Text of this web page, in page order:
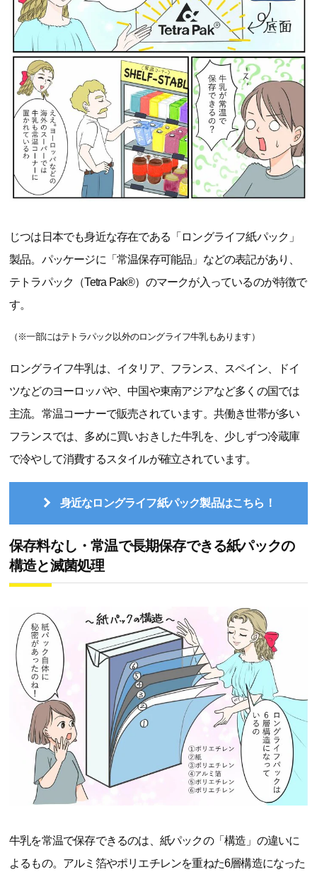
じつは日本でも身近な存在である「ロングライフ紙パック」
製品。パッケージに「常温保存可能品」などの表記があり、
テトラパック（Tetra Pak®）のマークが入っているのが特徴で
す。
（※一部にはテトラパック以外のロングライフ牛乳もあります）
ロングライフ牛乳は、イタリア、フランス、スペイン、ドイ
ツなどのヨーロッパや、中国や東南アジアなど多くの国では
主流。常温コーナーで販売されています。共働き世帯が多い
フランスでは、多めに買いおきした牛乳を、少しずつ冷蔵庫
で冷やして消費するスタイルが確立されています。
身近なロングライフ紙パック製品はこちら！
保存料なし・常温で長期保存できる紙パックの
構造と滅菌処理
牛乳を常温で保存できるのは、紙パックの「構造」の違いに
よるもの。アルミ箔やポリエチレンを重ねた6層構造になった